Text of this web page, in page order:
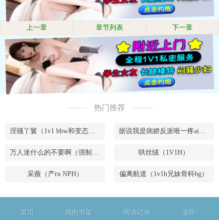
上一章 章节列表 下一章
热门推荐
淫骚丫鬟（1v1 bbw和变态腹黑男） 据说我是病娇反派唯一疼ai的妹妹（兄妹骨）
万人迷什么的不要啊（强制NPH） 哄丝绒（1V1H）
采薇（产ru NPH） 偏离航道（1v1h兄妹骨科bg）
首页 我的书架 阅读记录 顶部↑